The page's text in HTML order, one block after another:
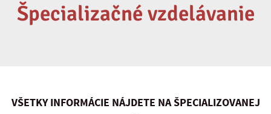
Špecializačné vzdelávanie
VŠETKY INFORMÁCIE NÁJDETE NA ŠPECIALIZOVANEJ